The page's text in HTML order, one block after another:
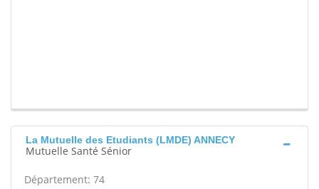
La Mutuelle des Etudiants (LMDE) ANNECY
Mutuelle Santé Sénior
Département: 74